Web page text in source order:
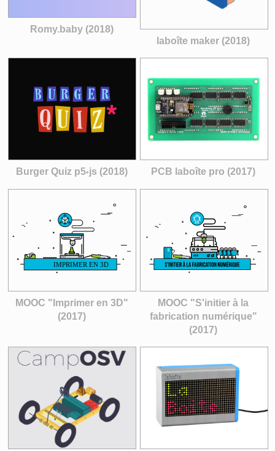
Romy.baby (2018)
laboîte maker (2018)
Burger Quiz p5*js (2018) PCB laboîte pro (2017)
MOOC "Imprimer en 3D"
(2017)
MOOC "S'initier à la
fabrication numérique"
(2017)